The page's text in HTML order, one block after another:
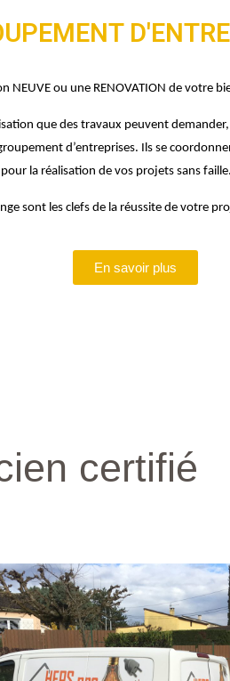
NEUVE ou une RENOVATION de votre
que des travaux peuvent
d’entreprises. Ils se
la réalisation de vos projets sans faille.
sont les clefs de la réussite de votre
En savoir plus
certifié